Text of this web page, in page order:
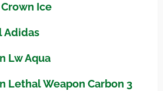
Ice
Adidas
Lw Aqua
Lethal Weapon Carbon 3